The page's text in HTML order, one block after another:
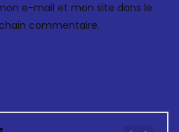
e-mail et mon site dans le
commentaire.